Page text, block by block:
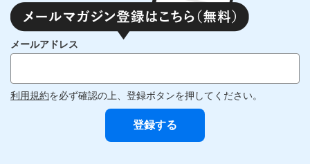
メールアドレス
利用規約を必ず確認の上、登録ボタンを押してください。